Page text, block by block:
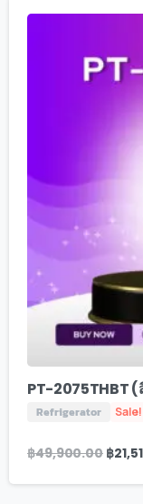
PT-2075THBT
Refrigerator Sale!
฿49,900.00 ฿